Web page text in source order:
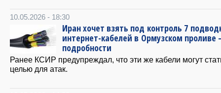
10.05.2026 - 18:30
Иран хочет взять под контроль 7
интернет-кабелей в Ормузском проливе
подробности
Ранее КСИР предупреждал, что эти же кабели могут
целью для атак.